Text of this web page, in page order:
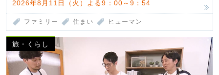
2026年8月11日（火）よる9：00～9：54
ファミリー 住まい ヒューマン
旅・くらし